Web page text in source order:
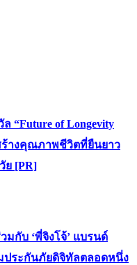
“Future of Longevity
ร้างคุณภาพชีวิตที่ยืนยาว
ย [PR]
มกับ ‘พี่จิงโจ้’ แบรนด์
ประกันภัยดิจิทัลตลอดหนึ่ง